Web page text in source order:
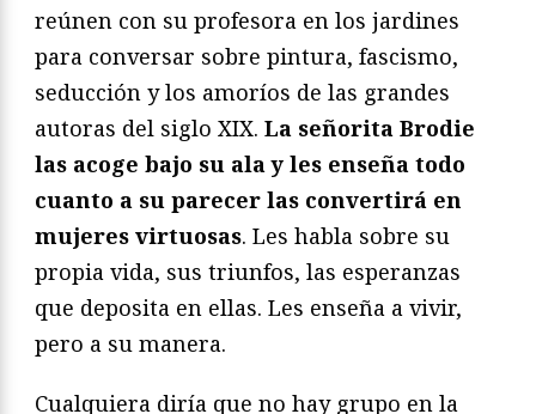
reúnen con su profesora en los jardines
para conversar sobre pintura, fascismo,
seducción y los amoríos de las grandes
autoras del siglo XIX. La señorita Brodie
las acoge bajo su ala y les enseña todo
cuanto a su parecer las convertirá en
mujeres virtuosas. Les habla sobre su
propia vida, sus triunfos, las esperanzas
que deposita en ellas. Les enseña a vivir,
pero a su manera.
Cualquiera diría que no hay grupo en la